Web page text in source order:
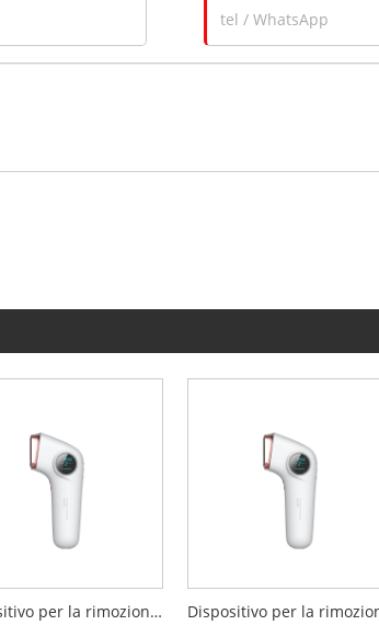
Dispositivo per la rimozione dei peli IPL Ice